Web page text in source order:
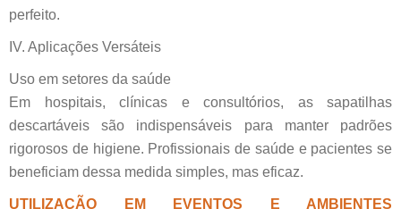
perfeito.
IV. Aplicações Versáteis
Uso em setores da saúde
Em hospitais, clínicas e consultórios, as sapatilhas
descartáveis são indispensáveis para manter padrões
rigorosos de higiene. Profissionais de saúde e pacientes se
beneficiam dessa medida simples, mas eficaz.
UTILIZAÇÃO EM EVENTOS E AMBIENTES